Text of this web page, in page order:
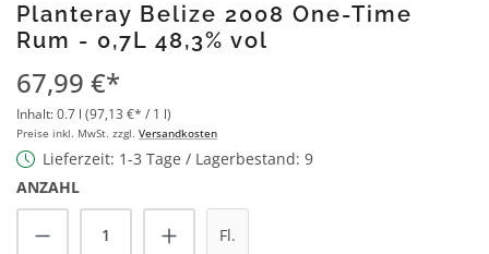
Planteray Belize 2008 One-Time
Rum - 0,7L 48,3% vol
67,99 €*
Inhalt:0.7 l (97,13 €* / 1 l)
Preise inkl. MwSt. zzgl. Versandkosten
Lieferzeit: 1-3 Tage / Lagerbestand: 9
ANZAHL
Produkt Anzahl: Gib den gewünschten
Fl.